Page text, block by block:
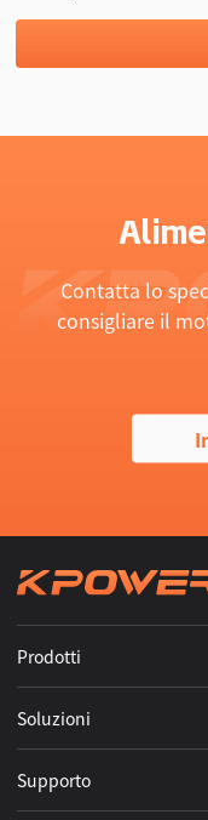
Contatta lo
consigliare il
Prodotti
Soluzioni
Supporto